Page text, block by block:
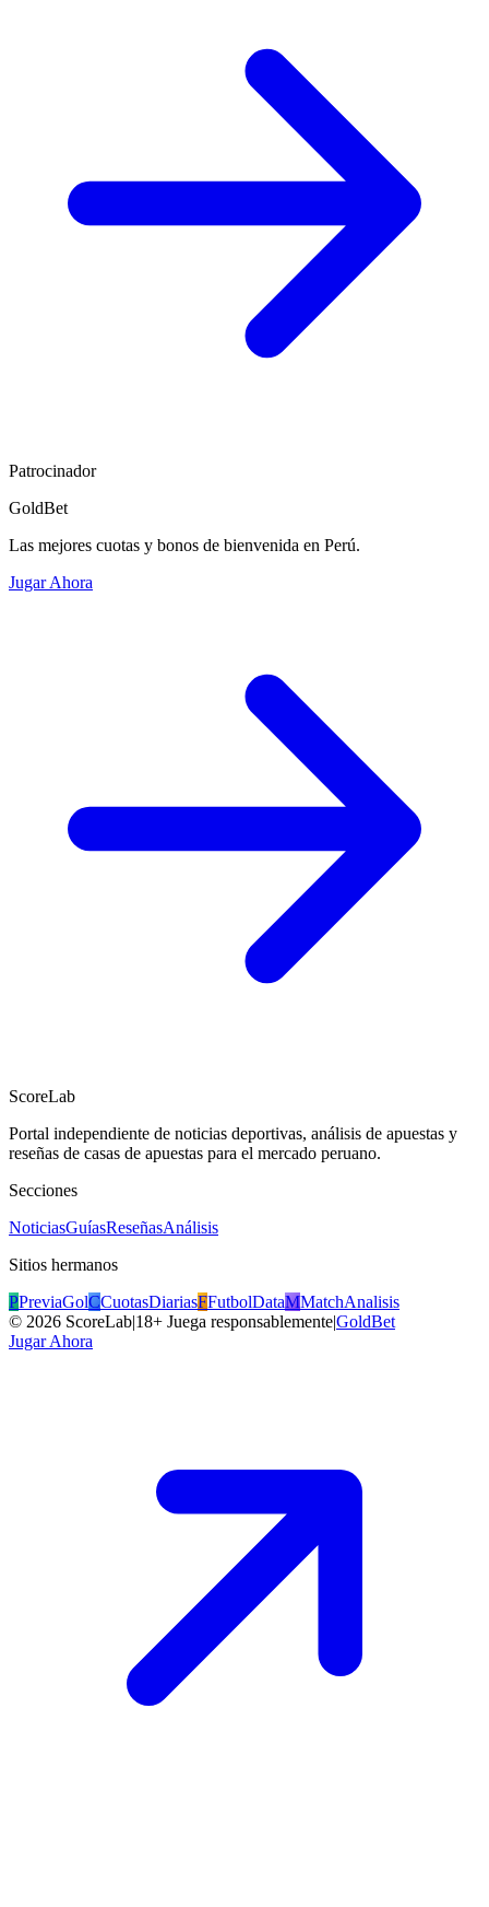
Patrocinador
GoldBet
Las mejores cuotas y bonos de bienvenida en Perú.
Jugar Ahora
ScoreLab
Portal independiente de noticias deportivas, análisis de apuestas y
reseñas de casas de apuestas para el mercado peruano.
Secciones
NoticiasGuíasReseñasAnálisis
Sitios hermanos
PPreviaGolCCuotasDiariasFFutbolDataMMatchAnalisis
© 2026 ScoreLab|18+ Juega responsablemente|GoldBet
Jugar Ahora